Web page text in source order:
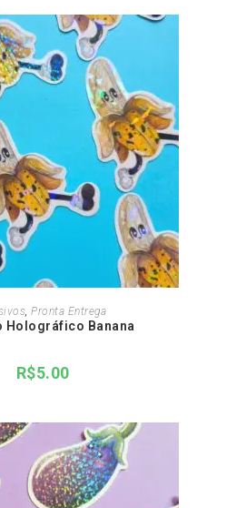
AO CARRINHO
, Pronta Entrega
Holográfico Banana
R$5.00